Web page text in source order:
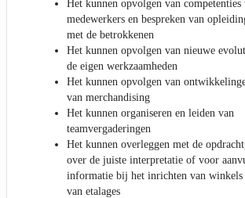
Het kunnen opvolgen van competenties
medewerkers en bespreken van
met de betrokkenen
Het kunnen opvolgen van nieuwe
de eigen werkzaamheden
Het kunnen opvolgen van
van merchandising
Het kunnen organiseren en leiden van
teamvergaderingen
Het kunnen overleggen met de
over de juiste interpretatie of voor
informatie bij het inrichten van winkels
van etalages